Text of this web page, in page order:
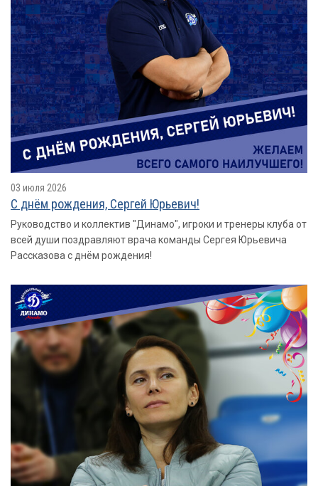
03 июля 2026
С днём рождения, Сергей Юрьевич!
Руководство и коллектив "Динамо", игроки и тренеры клуба от
всей души поздравляют врача команды Сергея Юрьевича
Рассказова с днём рождения!